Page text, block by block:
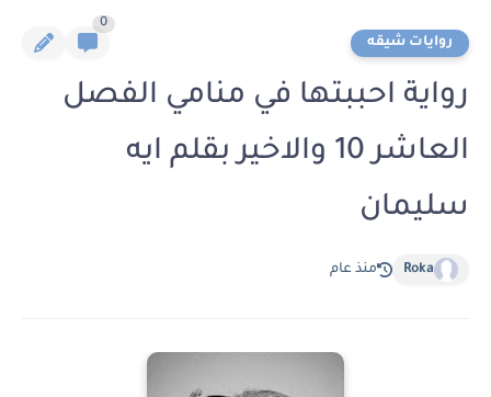
روايات شيقه
0
رواية احببتها في منامي الفصل
العاشر 10 والاخير بقلم ايه
سليمان
Roka منذ عام